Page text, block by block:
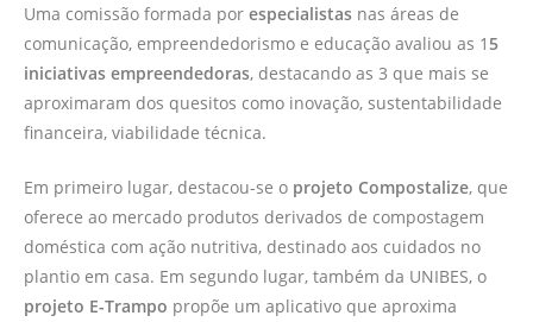
Uma comissão formada por especialistas nas áreas de
comunicação, empreendedorismo e educação avaliou as 15
iniciativas empreendedoras, destacando as 3 que mais se
aproximaram dos quesitos como inovação, sustentabilidade
financeira, viabilidade técnica.
Em primeiro lugar, destacou-se o projeto Compostalize, que
oferece ao mercado produtos derivados de compostagem
doméstica com ação nutritiva, destinado aos cuidados no
plantio em casa. Em segundo lugar, também da UNIBES, o
projeto E-Trampo propõe um aplicativo que aproxima